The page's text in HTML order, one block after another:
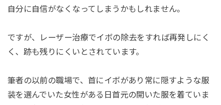
自分に自信がなくなってしまうかもしれません。
ですが、レーザー治療でイボの除去をすれば再発しにく
く、跡も残りにくいとされています。
筆者の以前の職場で、首にイボがあり常に隠すような服
装を選んでいた女性がある日首元の開いた服を着ていま